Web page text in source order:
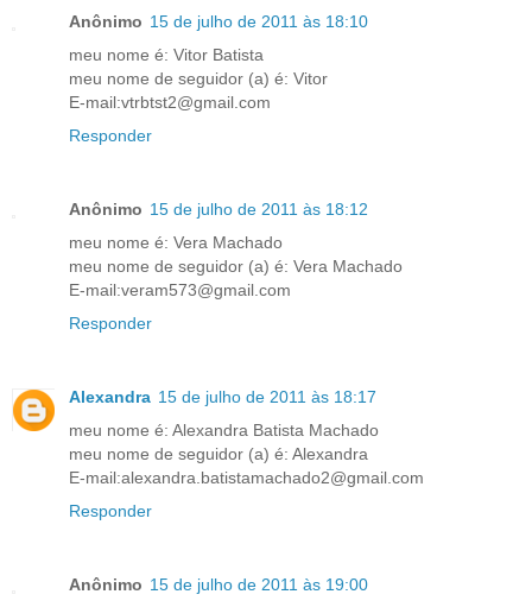
Anônimo 15 de julho de 2011 às 18:10
meu nome é: Vitor Batista
meu nome de seguidor (a) é: Vitor
E-mail:vtrbtst2@gmail.com
Responder
Anônimo 15 de julho de 2011 às 18:12
meu nome é: Vera Machado
meu nome de seguidor (a) é: Vera Machado
E-mail:veram573@gmail.com
Responder
Alexandra 15 de julho de 2011 às 18:17
meu nome é: Alexandra Batista Machado
meu nome de seguidor (a) é: Alexandra
E-mail:alexandra.batistamachado2@gmail.com
Responder
Anônimo 15 de julho de 2011 às 19:00